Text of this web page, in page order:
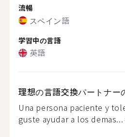
流暢
スペイン語
学習中の言語
英語
理想の言語交換パートナー
Una persona paciente y
guste ayudar a los demas...